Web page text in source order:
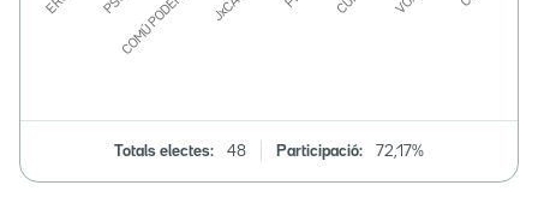
Totals electes: 48 Participació: 72,17%